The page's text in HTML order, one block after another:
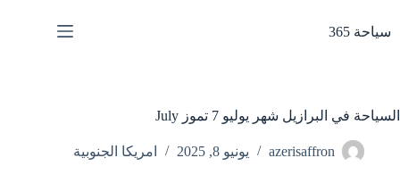
المحتوى
سياحة 365
السياحة في البرازيل شهر يوليو 7 تموز July
azerisaffron يونيو 8, 2025 امريكا الجنوبية